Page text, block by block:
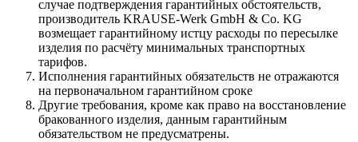
случае подтверждения гарантийных обстоятельств,
производитель KRAUSE-Werk GmbH & Со. KG
возмещает гарантийному истцу расходы по пересылке
изделия по расчёту минимальных транспортных
тарифов.
Исполнения гарантийных обязательств не отражаются
на первоначальном гарантийном сроке
Другие требования, кроме как право на восстановление
бракованного изделия, данным гарантийным
обязательством не предусматрены.